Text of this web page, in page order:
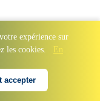
expérience sur
les cookies.
En
accepter